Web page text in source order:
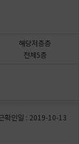
해당저층층
전체5층
확인일 : 2019-10-13